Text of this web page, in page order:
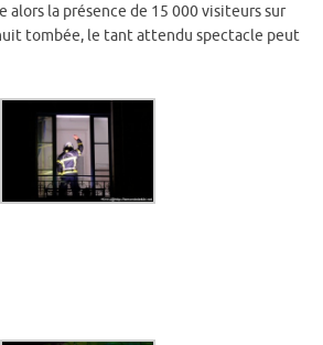
alors la présence de 15 000 visiteurs sur
tombée, le tant attendu spectacle peut